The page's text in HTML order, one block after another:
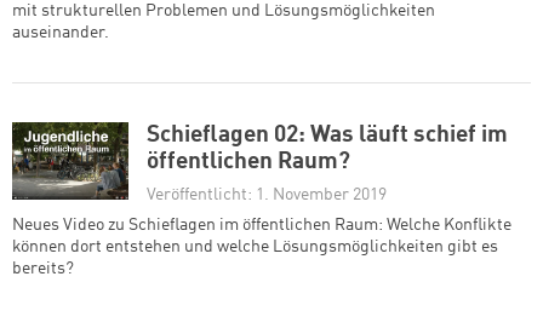
mit strukturellen Problemen und Lösungsmöglichkeiten
auseinander.
Schieflagen 02: Was läuft schief im
öffentlichen Raum?
Veröffentlicht: 1. November 2019
Neues Video zu Schieflagen im öffentlichen Raum: Welche Konflikte
können dort entstehen und welche Lösungsmöglichkeiten gibt es
bereits?